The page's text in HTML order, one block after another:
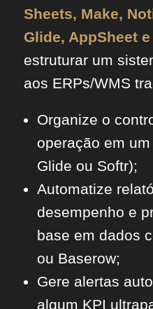
Sheets, Make,
Glide, AppSheet
estruturar um
aos ERPs/WMS
Organize o
operação em
Glide ou Softr);
Automatize
desempenho e
base em dados
ou Baserow;
Gere alertas
algum KPI